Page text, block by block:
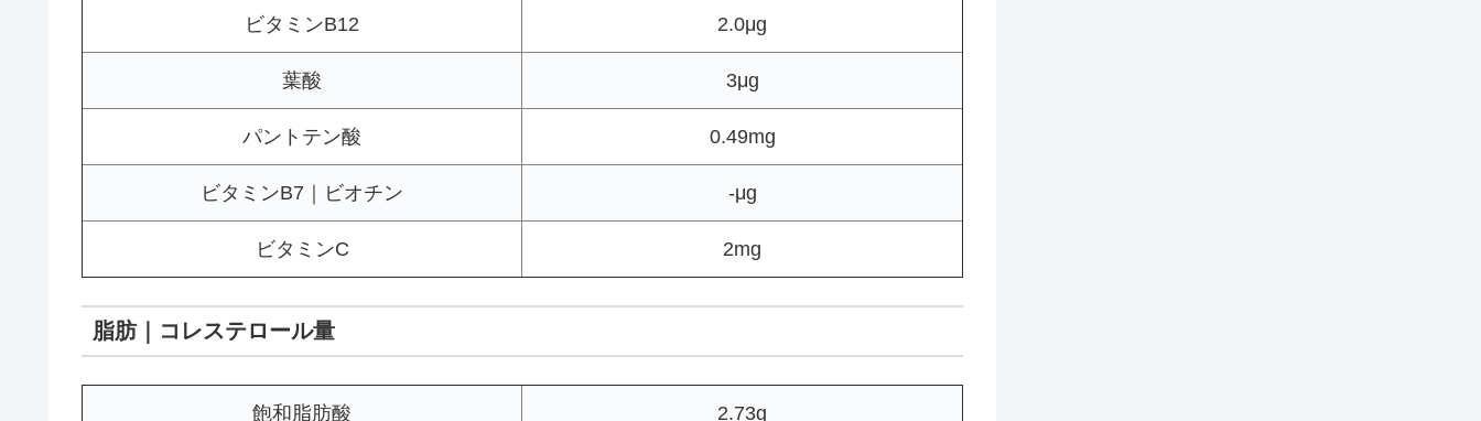
ビタミンB12 2.0μg
葉酸 3μg
パントテン酸 0.49mg
ビタミンB7｜ビオチン -μg
ビタミンC 2mg
脂肪｜コレステロール量
飽和脂肪酸 2.73g